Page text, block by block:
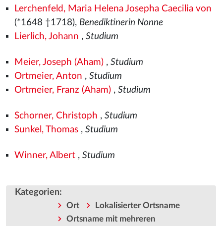
Lerchenfeld, Maria Helena Josepha Caecilia von
(*1648 †1718), Benediktinerin Nonne
Lierlich, Johann , Studium
Meier, Joseph (Aham), Studium
Ortmeier, Anton , Studium
Ortmeier, Franz (Aham), Studium
Schorner, Christoph , Studium
Sunkel, Thomas, Studium
Winner, Albert, Studium
Kategorien:
Ort
Lokalisierter Ortsname
Ortsname mit mehreren